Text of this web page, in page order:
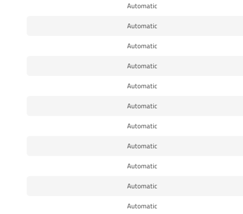
Automatic
Automatic
Automatic
Automatic
Automatic
Automatic
Automatic
Automatic
Automatic
Automatic
Automatic